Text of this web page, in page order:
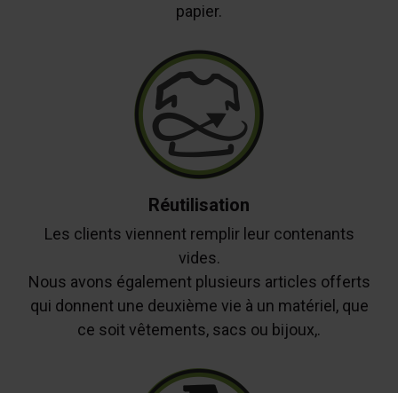
papier.
Réutilisation
Les clients viennent remplir leur contenants
vides.
Nous avons également plusieurs articles offerts
qui donnent une deuxième vie à un matériel, que
ce soit vêtements, sacs ou bijoux,.